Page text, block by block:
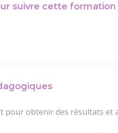
suivre cette formation
pour obtenir des résultats et